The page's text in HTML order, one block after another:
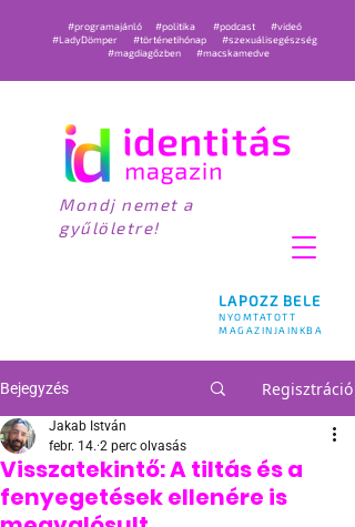
LAPOZZ BELE
NYOMTATOTT
MAGAZINJAINKBA
#programajánló #politika #podcast
#videó
#LadyDömper
#történetihónap
#szexuálisegészség
#magdiagőzben
#macskamedve
Mondj nemet a
gyűlöletre!
Bejegyzés Regisztráció
Visszatekintő: A tiltás és a
fenyegetések ellenére is
Jakab István
febr. 14. 2 perc olvasás